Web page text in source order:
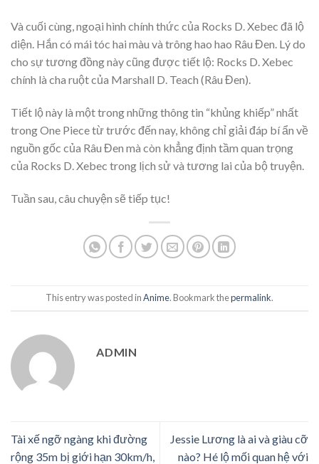
Và cuối cùng, ngoại hình chính thức của Rocks D. Xebec đã lộ
diện. Hắn có mái tóc hai màu và trông hao hao Râu Đen. Lý do
cho sự tương đồng này cũng được tiết lộ: Rocks D. Xebec
chính là cha ruột của Marshall D. Teach (Râu Đen).
Tiết lộ này là một trong những thông tin “khủng khiếp” nhất
trong One Piece từ trước đến nay, không chỉ giải đáp bí ẩn về
nguồn gốc của Râu Đen mà còn khẳng định tầm quan trọng
của Rocks D. Xebec trong lịch sử và tương lai của bộ truyện.
Tuần sau, câu chuyện sẽ tiếp tục!
This entry was posted inAnime. Bookmark thepermalink.
ADMIN
Tài xế ngỡ ngàng khi đường
rộng 35m bị giới hạn 30km/h,
Jessie Lương là ai và giàu cỡ
nào? Hé lộ mối quan hệ với